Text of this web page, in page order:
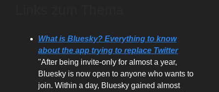
What is Bluesky? Everything to know
about the app trying to replace Twitter
"After being invite-only for almost a year,
Bluesky is now open to anyone who wants to
join. Within a day, Bluesky gained almost